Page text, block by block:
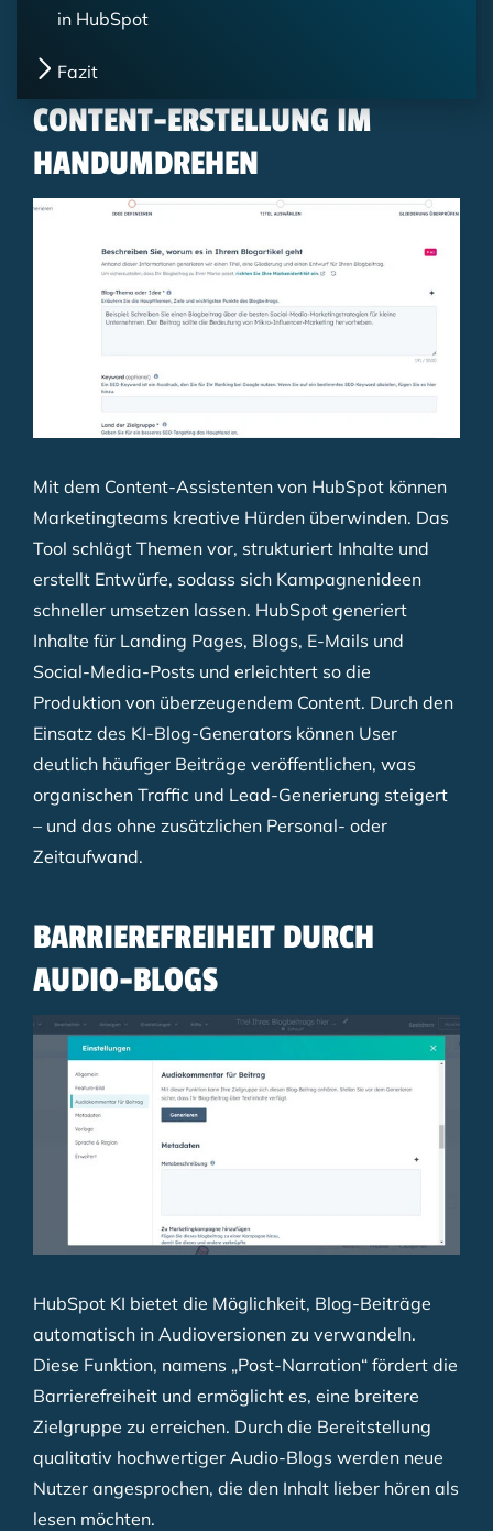
in HubSpot
Fazit
CONTENT-ERSTELLUNG IM
HANDUMDREHEN
Mit dem Content-Assistenten von HubSpot können
Marketingteams kreative Hürden überwinden. Das
Tool schlägt Themen vor, strukturiert Inhalte und
erstellt Entwürfe, sodass sich Kampagnenideen
schneller umsetzen lassen. HubSpot generiert
Inhalte für Landing Pages, Blogs, E-Mails und
Social-Media-Posts und erleichtert so die
Produktion von überzeugendem Content. Durch den
Einsatz des KI-Blog-Generators können User
deutlich häufiger Beiträge veröffentlichen, was
organischen Traffic und Lead-Generierung steigert
– und das ohne zusätzlichen Personal- oder
Zeitaufwand.
BARRIEREFREIHEIT DURCH
AUDIO-BLOGS
HubSpot KI bietet die Möglichkeit, Blog-Beiträge
automatisch in Audioversionen zu verwandeln.
Diese Funktion, namens „Post-Narration“ fördert die
Barrierefreiheit und ermöglicht es, eine breitere
Zielgruppe zu erreichen. Durch die Bereitstellung
qualitativ hochwertiger Audio-Blogs werden neue
Nutzer angesprochen, die den Inhalt lieber hören als
lesen möchten.